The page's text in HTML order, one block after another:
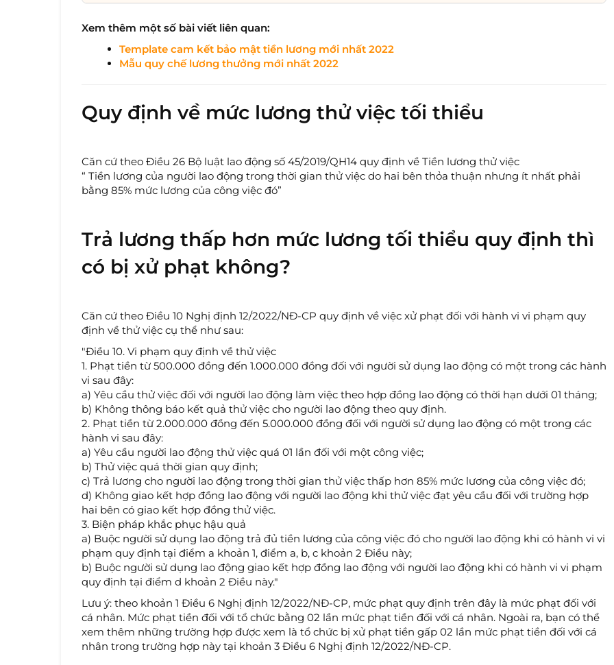
Xem thêm một số bài viết liên quan:
Template cam kết bảo mật tiền lương mới nhất 2022
Mẫu quy chế lương thưởng mới nhất 2022
Quy định về mức lương thử việc tối thiểu
Căn cứ theo Điều 26 Bộ luật lao động số 45/2019/QH14 quy định về Tiền lương thử việc
“ Tiền lương của người lao động trong thời gian thử việc do hai bên thỏa thuận nhưng ít nhất phải
bằng 85% mức lương của công việc đó”
Trả lương thấp hơn mức lương tối thiểu quy định thì
có bị xử phạt không?
Căn cứ theo Điều 10 Nghị định 12/2022/NĐ-CP quy định về việc xử phạt đối với hành vi vi phạm quy
định về thử việc cụ thể như sau:
"Điều 10. Vi phạm quy định về thử việc
1. Phạt tiền từ 500.000 đồng đến 1.000.000 đồng đối với người sử dụng lao động có một trong các hành
vi sau đây:
a) Yêu cầu thử việc đối với người lao động làm việc theo hợp đồng lao động có thời hạn dưới 01 tháng;
b) Không thông báo kết quả thử việc cho người lao động theo quy định.
2. Phạt tiền từ 2.000.000 đồng đến 5.000.000 đồng đối với người sử dụng lao động có một trong các
hành vi sau đây:
a) Yêu cầu người lao động thử việc quá 01 lần đối với một công việc;
b) Thử việc quá thời gian quy định;
c) Trả lương cho người lao động trong thời gian thử việc thấp hơn 85% mức lương của công việc đó;
d) Không giao kết hợp đồng lao động với người lao động khi thử việc đạt yêu cầu đối với trường hợp
hai bên có giao kết hợp đồng thử việc.
3. Biện pháp khắc phục hậu quả
a) Buộc người sử dụng lao động trả đủ tiền lương của công việc đó cho người lao động khi có hành vi vi
phạm quy định tại điểm a khoản 1, điểm a, b, c khoản 2 Điều này;
b) Buộc người sử dụng lao động giao kết hợp đồng lao động với người lao động khi có hành vi vi phạm
quy định tại điểm d khoản 2 Điều này."
Lưu ý: theo khoản 1 Điều 6 Nghị định 12/2022/NĐ-CP, mức phạt quy định trên đây là mức phạt đối với
cá nhân. Mức phạt tiền đối với tổ chức bằng 02 lần mức phạt tiền đối với cá nhân. Ngoài ra, bạn có thể
xem thêm những trường hợp được xem là tổ chức bị xử phạt tiền gấp 02 lần mức phạt tiền đối với cá
nhân trong trường hợp này tại khoản 3 Điều 6 Nghị định 12/2022/NĐ-CP.